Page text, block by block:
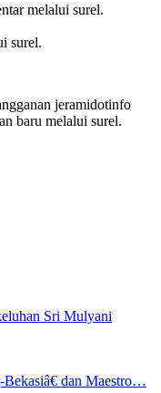
melalui surel.
surel.
jeramidotinfo
baru melalui surel.
Sri Mulyani
dan Maestro…